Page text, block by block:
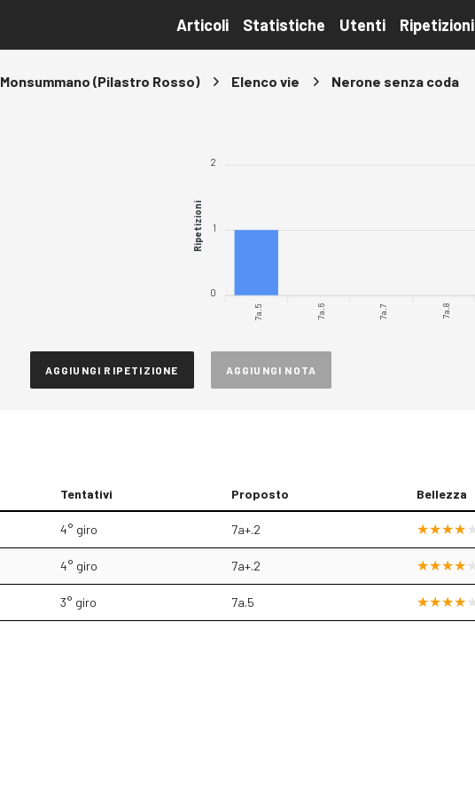
Articoli Statistiche Utenti Ripetizioni
Monsummano (Pilastro Rosso) Elenco vie Nerone senza coda
2
1
0
Ripetizioni
7a.5 7a.6 7a.7 7a.8
AGGIUNGI RIPETIZIONE AGGIUNGI NOTA
Tentativi Proposto Bellezza
4° giro 7a+.2
4° giro 7a+.2
3° giro 7a.5